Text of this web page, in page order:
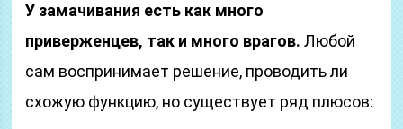
У замачивания есть как много
приверженцев, так и много врагов. Любой
сам воспринимает решение, проводить ли
схожую функцию, но существует ряд плюсов: